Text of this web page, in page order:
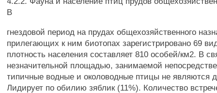
В
гнездовой период на прудах общехозяйственного
прилегающих к ним биотопах зарегистрировано 69
плотность населения составляет 810 особей/км2. В
незначительной площадью, занимаемой
типичные водные и околоводные птицы не являются
Лидирует по обилию зяблик (11%). Количество